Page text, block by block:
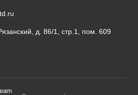
д. 86/1, стр.1, пом. 609